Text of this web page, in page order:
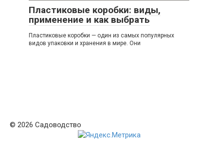
Пластиковые коробки: виды,
применение и как выбрать
Пластиковые коробки — один из самых популярных
видов упаковки и хранения в мире. Они
© 2026 Садоводство